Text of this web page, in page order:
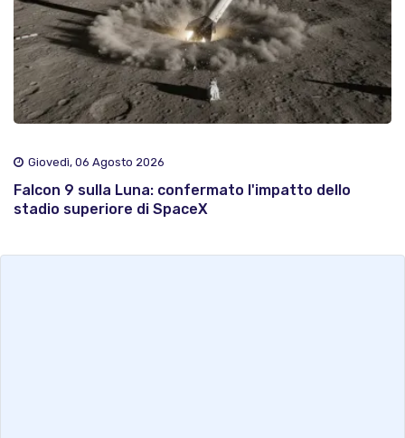
Giovedì, 06 Agosto 2026
Falcon 9 sulla Luna: confermato l'impatto dello
stadio superiore di SpaceX